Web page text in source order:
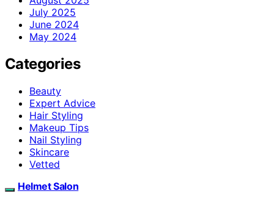
July 2025
June 2024
May 2024
Categories
Beauty
Expert Advice
Hair Styling
Makeup Tips
Nail Styling
Skincare
Vetted
Helmet Salon